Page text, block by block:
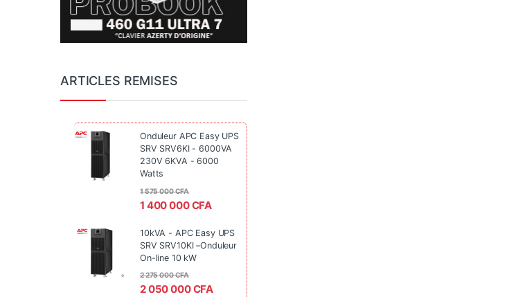
ARTICLES REMISES
Onduleur APC Easy UPS
SRV SRV6KI - 6000VA
230V 6KVA - 6000
Watts
1 400 000CFA
1 575 000CFA
10kVA - APC Easy UPS
SRV SRV10KI –Onduleur
On-line 10 kW
2 050 000CFA
2 275 000CFA